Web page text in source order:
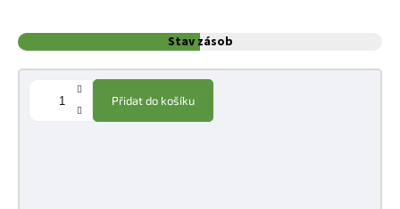
Stav zásob
Přidat do košíku